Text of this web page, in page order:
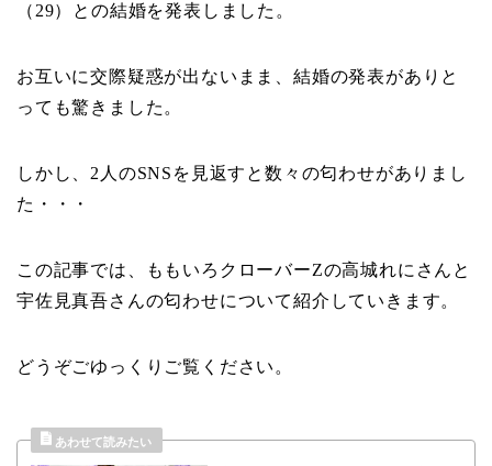
（29）との結婚を発表しました。
お互いに交際疑惑が出ないまま、結婚の発表がありと
っても驚きました。
しかし、2人のSNSを見返すと数々の匂わせがありまし
た・・・
この記事では、ももいろクローバーZの高城れにさんと
宇佐見真吾さんの匂わせについて紹介していきます。
どうぞごゆっくりご覧ください。